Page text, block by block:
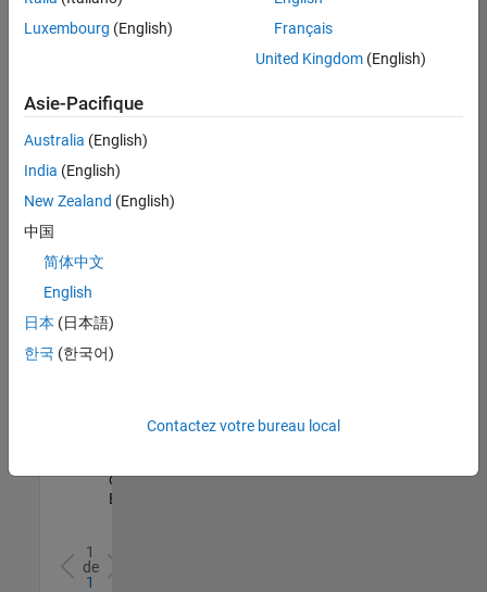
Effectuez
lieu
pour
l’ensemble
des
opportunités
votre
région.
Senior Software Quality Engineer
Senior
Engineer
qualité |
Expérimenté(e)
1
de
1
Luxembourg (English)
Français
United Kingdom(English)
Asie-Pacifique
Australia (English)
India (English)
New Zealand (English)
中国
简体中文
English
日本 (日本語)
한국 (한국어)
Contactez votre bureau local